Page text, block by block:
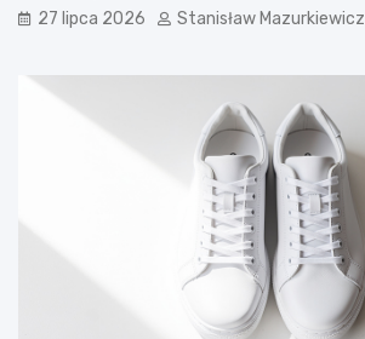
27 lipca 2026 Stanisław Mazurkiewicz